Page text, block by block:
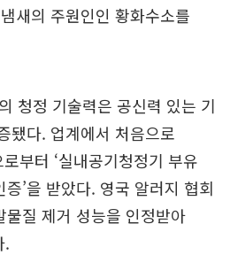
새의 주원인인 황화수소를
청정 기술력은 공신력 있는 기
됐다. 업계에서 처음으로
부터 ‘실내공기청정기 부유
’을 받았다. 영국 알러지 협회
물질 제거 성능을 인정받아
.